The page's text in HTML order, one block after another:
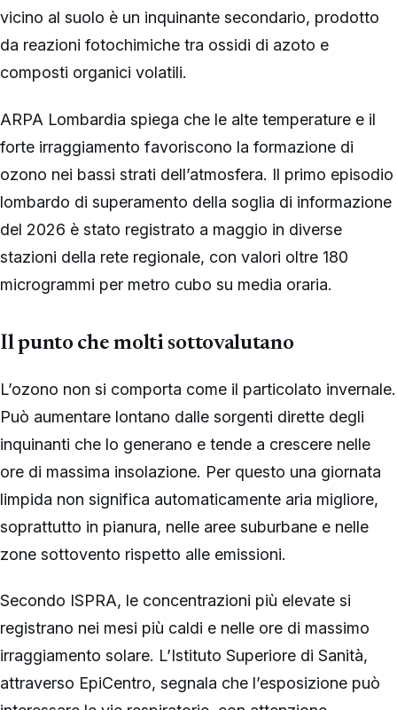
vicino al suolo è un inquinante secondario, prodotto
da reazioni fotochimiche tra ossidi di azoto e
composti organici volatili.
ARPA Lombardia spiega che le alte temperature e il
forte irraggiamento favoriscono la formazione di
ozono nei bassi strati dell’atmosfera. Il primo episodio
lombardo di superamento della soglia di informazione
del 2026 è stato registrato a maggio in diverse
stazioni della rete regionale, con valori oltre 180
microgrammi per metro cubo su media oraria.
Il punto che molti sottovalutano
L’ozono non si comporta come il particolato invernale.
Può aumentare lontano dalle sorgenti dirette degli
inquinanti che lo generano e tende a crescere nelle
ore di massima insolazione. Per questo una giornata
limpida non significa automaticamente aria migliore,
soprattutto in pianura, nelle aree suburbane e nelle
zone sottovento rispetto alle emissioni.
Secondo ISPRA, le concentrazioni più elevate si
registrano nei mesi più caldi e nelle ore di massimo
irraggiamento solare. L’Istituto Superiore di Sanità,
attraverso EpiCentro, segnala che l’esposizione può